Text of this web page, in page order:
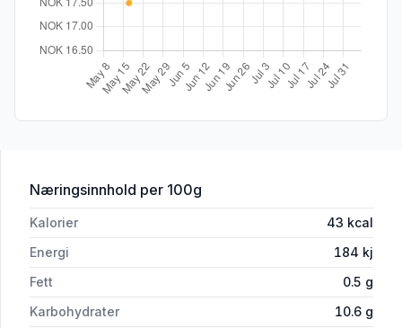
Næringsinnhold for 'Siesta 1,5 l'
per 100g
Kalorier 43 kcal
Energi
184 kj
Fett
0.5 g
Karbohydrater
10.6 g